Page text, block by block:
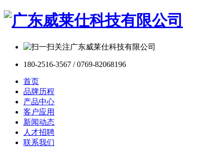
180-2516-3567 / 0769-82068196
首页
品牌历程
产品中心
客户应用
新闻动态
人才招聘
联系我们